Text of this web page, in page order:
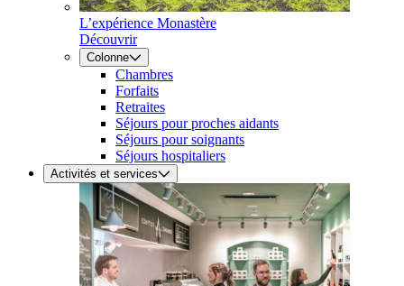
L’expérience Monastère
Découvrir
Colonne
Chambres
Forfaits
Retraites
Séjours pour proches aidants
Séjours pour soignants
Séjours hospitaliers
Activités et services